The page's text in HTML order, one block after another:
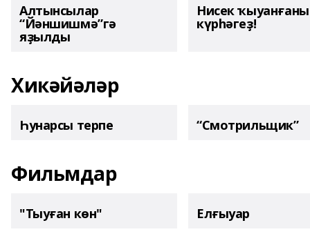
Алтынсылар
“Йәншишмә”гә
яҙылды
Нисек
күрһәгеҙ!
Хикәйәләр
Һунарсы терпе “Смотрильщик”
Фильмдар
"Тыуған көн" Елғыуар